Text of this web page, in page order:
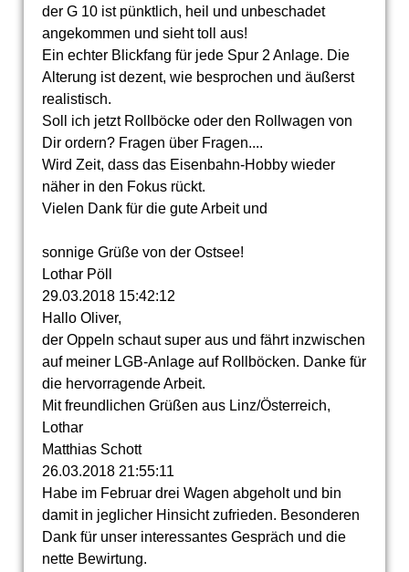
der G 10 ist pünktlich, heil und unbeschadet
angekommen und sieht toll aus!
Ein echter Blickfang für jede Spur 2 Anlage. Die
Alterung ist dezent, wie besprochen und äußerst
realistisch.
Soll ich jetzt Rollböcke oder den Rollwagen von
Dir ordern? Fragen über Fragen....
Wird Zeit, dass das Eisenbahn-Hobby wieder
näher in den Fokus rückt.
Vielen Dank für die gute Arbeit und
sonnige Grüße von der Ostsee!
Lothar Pöll
29.03.2018 15:42:12
Hallo Oliver,
der Oppeln schaut super aus und fährt inzwischen
auf meiner LGB-Anlage auf Rollböcken. Danke für
die hervorragende Arbeit.
Mit freundlichen Grüßen aus Linz/Österreich,
Lothar
Matthias Schott
26.03.2018 21:55:11
Habe im Februar drei Wagen abgeholt und bin
damit in jeglicher Hinsicht zufrieden. Besonderen
Dank für unser interessantes Gespräch und die
nette Bewirtung.